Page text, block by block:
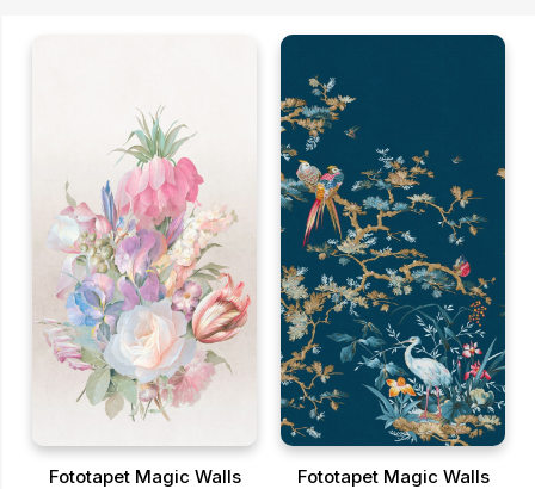
Fototapet Magic Walls Fototapet Magic Walls